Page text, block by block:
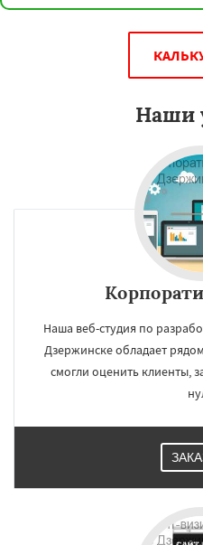
Наши
Наша веб-студия по
Дзержинске обладает
смогли оценить клиенты,